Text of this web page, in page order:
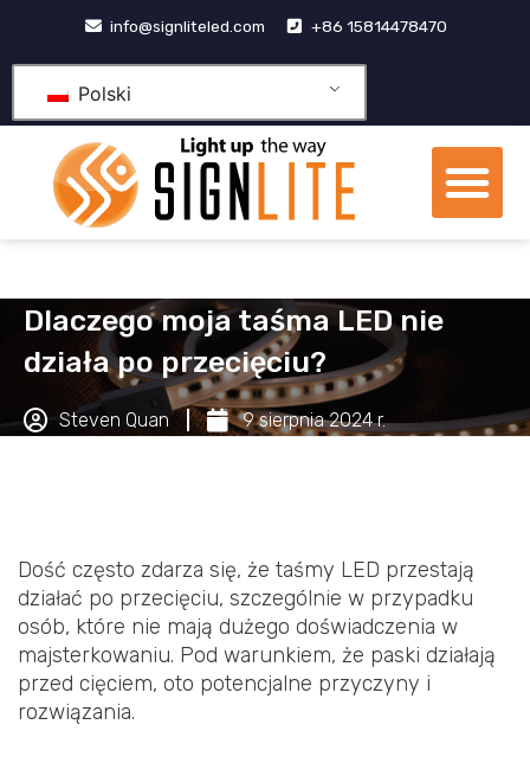
treści
info@signliteled.com +86 15814478470
Polski
Dlaczego moja taśma LED nie
działa po przecięciu?
Steven Quan 9 sierpnia 2024 r.
Dość często zdarza się, że taśmy LED przestają
działać po przecięciu, szczególnie w przypadku
osób, które nie mają dużego doświadczenia w
majsterkowaniu. Pod warunkiem, że paski działają
przed cięciem, oto potencjalne przyczyny i
rozwiązania.